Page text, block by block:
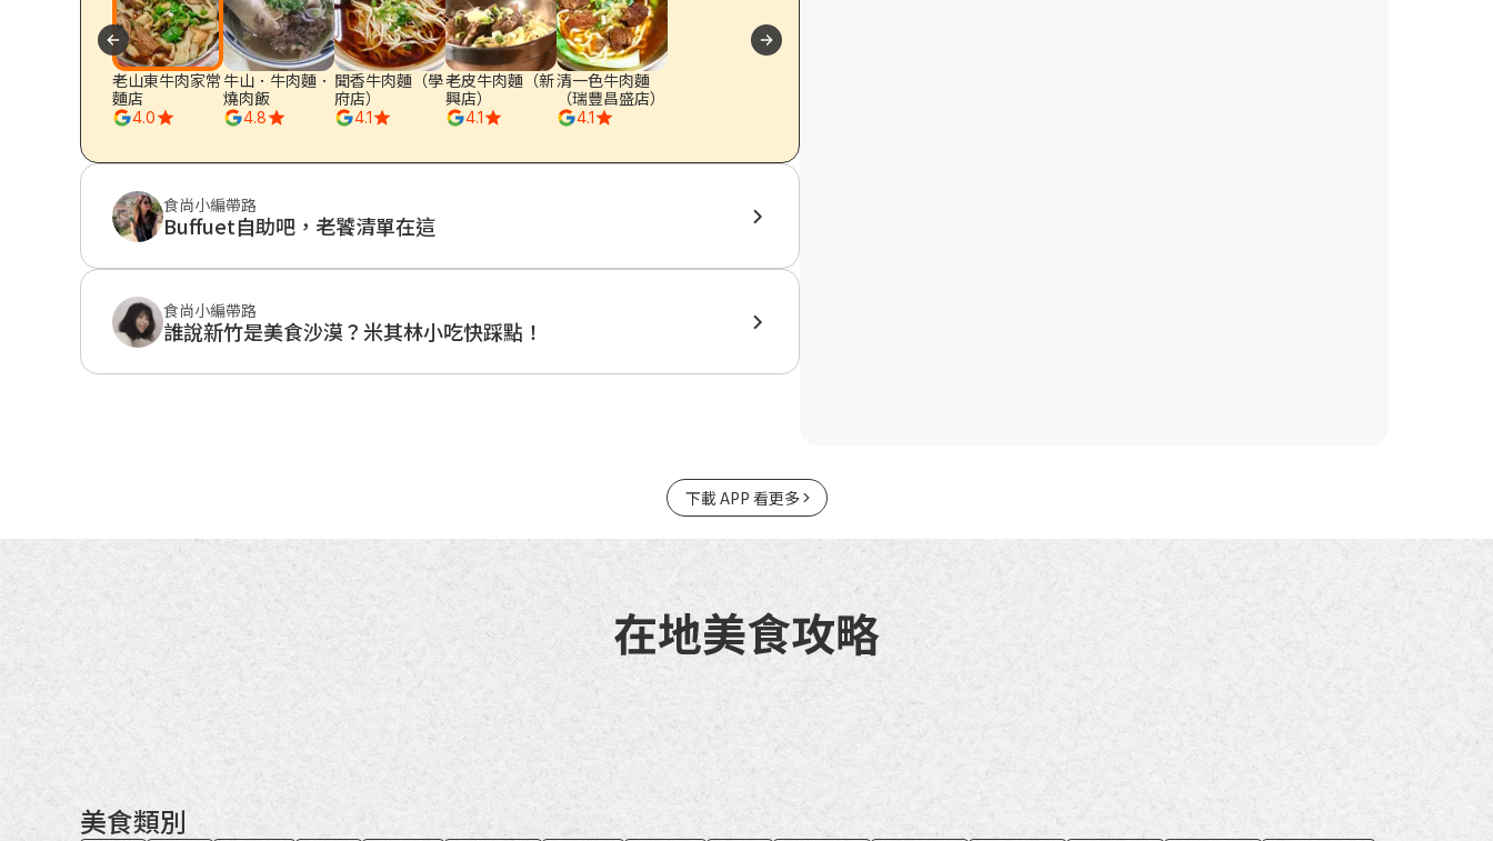
老山東牛肉家常
麵店
4.0
牛山．牛肉麵．
燒肉飯
4.8
聞香牛肉麵（學
府店）
4.1
老皮牛肉麵（新
興店）
4.1
清一色牛肉麵
（瑞豐昌盛店）
4.1
食尚小編帶路
Buffuet自助吧，老饕清單在這
食尚小編帶路
誰說新竹是美食沙漠？米其林小吃快踩點！
下載 APP 看更多
在地美食攻略
內灣形象商圈 北埔老街商圈
關西魅力商圈
湖口形象商圈
竹東夜市
美食類別